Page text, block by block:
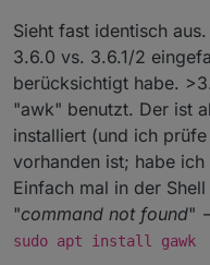
Main PID:
Tasks:
Memory:
CPU:
CGroup:
Ich setze das
Edit:
Hier das
●
Loaded:
Active:
Invocation:
Main PID:
Tasks:
Memory:
Sieht fast identisch
3.6.0 vs. 3.6.1/2
berücksichtigt habe.
"awk" benutzt. Der ist
installiert (und ich
vorhanden ist; habe
Einfach mal in der Shell
"command not found"
sudo apt install gawk